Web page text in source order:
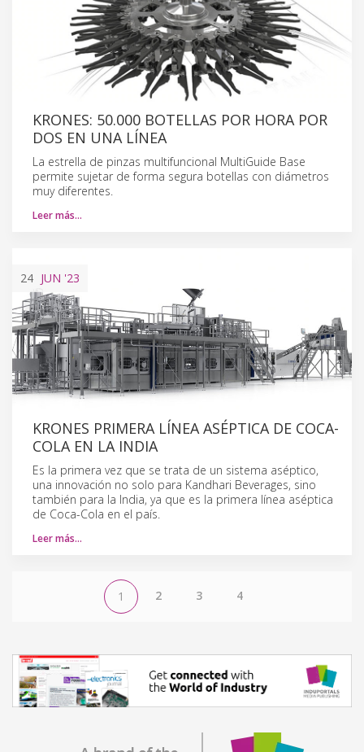
KRONES: 50.000 BOTELLAS POR HORA POR
DOS EN UNA LÍNEA
La estrella de pinzas multifuncional MultiGuide Base
permite sujetar de forma segura botellas con diámetros
muy diferentes.
Leer más…
24 JUN '23
KRONES PRIMERA LÍNEA ASÉPTICA DE COCA-
COLA EN LA INDIA
Es la primera vez que se trata de un sistema aséptico,
una innovación no solo para Kandhari Beverages, sino
también para la India, ya que es la primera línea aséptica
de Coca-Cola en el país.
Leer más…
1 2 3 4